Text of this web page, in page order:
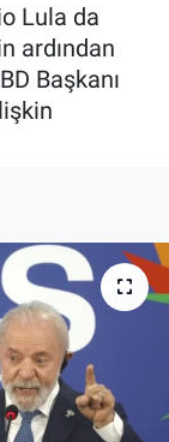
Lula da
ardından
Başkanı